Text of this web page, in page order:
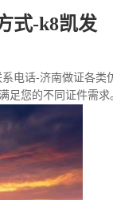
式-k8凯发
电话-济南做证各
足您的不同证件需